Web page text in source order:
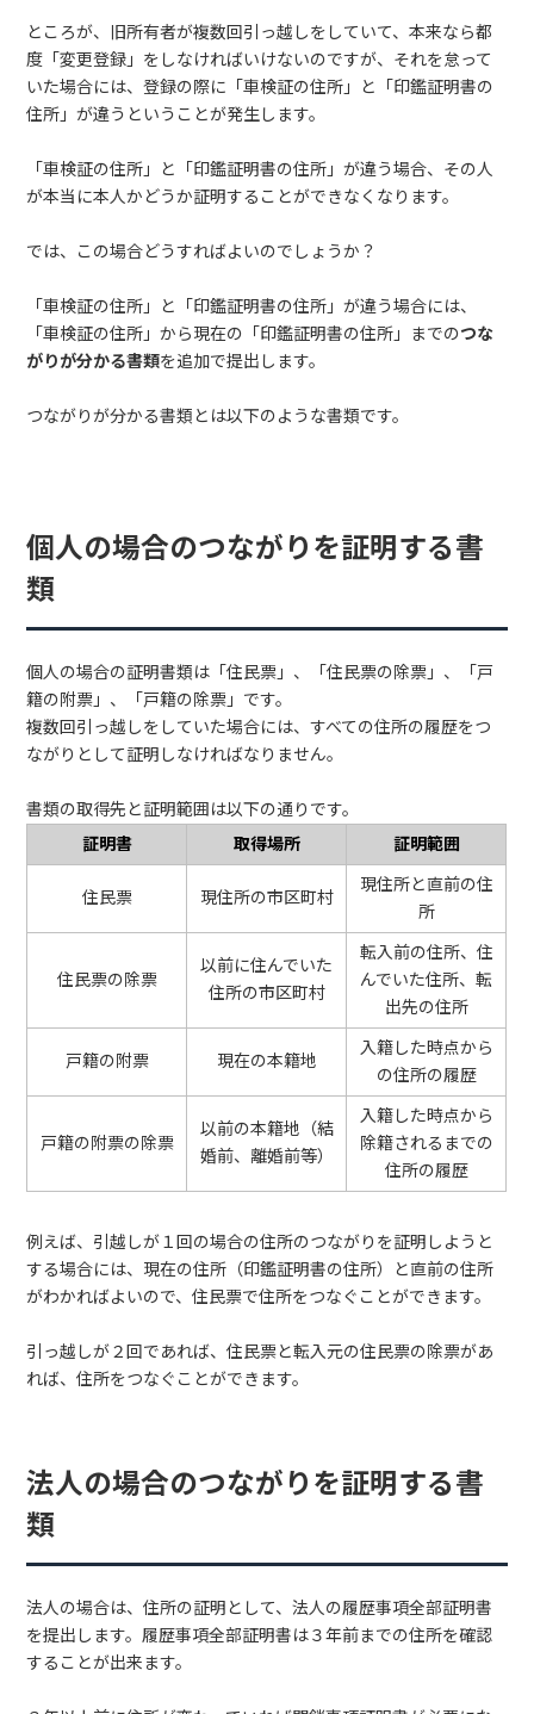
ところが、旧所有者が複数回引っ越しをしていて、本来なら都
度「変更登録」をしなければいけないのですが、それを怠って
いた場合には、登録の際に「車検証の住所」と「印鑑証明書の
住所」が違うということが発生します。
「車検証の住所」と「印鑑証明書の住所」が違う場合、その人
が本当に本人かどうか証明することができなくなります。
では、この場合どうすればよいのでしょうか？
「車検証の住所」と「印鑑証明書の住所」が違う場合には、
「車検証の住所」から現在の「印鑑証明書の住所」までのつな
がりが分かる書類を追加で提出します。
つながりが分かる書類とは以下のような書類です。
個人の場合のつながりを証明する書
類
個人の場合の証明書類は「住民票」、「住民票の除票」、「戸
籍の附票」、「戸籍の除票」です。
複数回引っ越しをしていた場合には、すべての住所の履歴をつ
ながりとして証明しなければなりません。
書類の取得先と証明範囲は以下の通りです。
証明書
取得場所 証明範囲
住民票 現住所の市区町村
現住所と直前の住
所
住民票の除票
以前に住んでいた
住所の市区町村
転入前の住所、住
んでいた住所、転
出先の住所
戸籍の附票 現在の本籍地
入籍した時点から
の住所の履歴
戸籍の附票の除票
以前の本籍地（結
婚前、離婚前等）
入籍した時点から
除籍されるまでの
住所の履歴
例えば、引越しが１回の場合の住所のつながりを証明しようと
する場合には、現在の住所（印鑑証明書の住所）と直前の住所
がわかればよいので、住民票で住所をつなぐことができます。
引っ越しが２回であれば、住民票と転入元の住民票の除票があ
れば、住所をつなぐことができます。
法人の場合のつながりを証明する書
類
法人の場合は、住所の証明として、法人の履歴事項全部証明書
を提出します。履歴事項全部証明書は３年前までの住所を確認
することが出来ます。